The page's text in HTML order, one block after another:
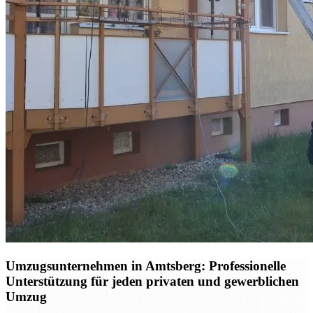
Umzugsunternehmen in Amtsberg: Professionelle
Unterstützung für jeden privaten und gewerblichen
Umzug